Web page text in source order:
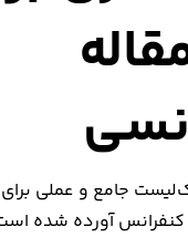
جامع و عملی
کنفرانس آورده شده